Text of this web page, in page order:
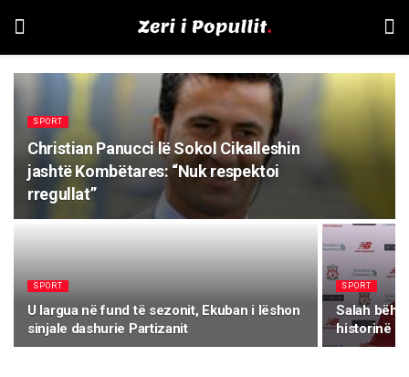
SPORT
Christian Panucci lë Sokol Cikalleshin
jashtë Kombëtares: “Nuk respektoi
rregullat”
SPORT
U largua në fund të sezonit, Ekuban i lëshon
sinjale dashurie Partizanit
SPORT
Salah
historinë e